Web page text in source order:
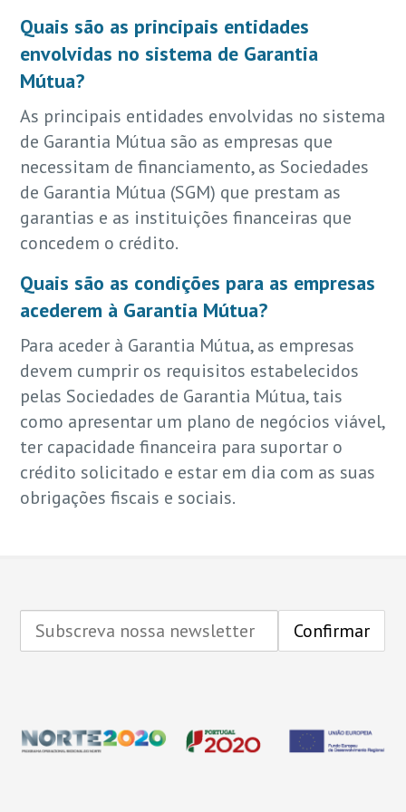
Quais são as principais entidades
envolvidas no sistema de Garantia
Mútua?
As principais entidades envolvidas no sistema
de Garantia Mútua são as empresas que
necessitam de financiamento, as Sociedades
de Garantia Mútua (SGM) que prestam as
garantias e as instituições financeiras que
concedem o crédito.
Quais são as condições para as empresas
acederem à Garantia Mútua?
Para aceder à Garantia Mútua, as empresas
devem cumprir os requisitos estabelecidos
pelas Sociedades de Garantia Mútua, tais
como apresentar um plano de negócios viável,
ter capacidade financeira para suportar o
crédito solicitado e estar em dia com as suas
obrigações fiscais e sociais.